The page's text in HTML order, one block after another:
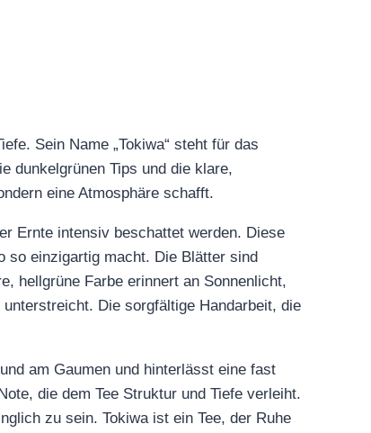
Sein Name „Tokiwa“ steht für das
dunkelgrünen Tips und die klare,
eine Atmosphäre schafft.
Ernte intensiv beschattet werden. Diese
so einzigartig macht. Die Blätter sind
hellgrüne Farbe erinnert an Sonnenlicht,
Die sorgfältige Handarbeit, die
am Gaumen und hinterlässt eine fast
die dem Tee Struktur und Tiefe verleiht.
zu sein. Tokiwa ist ein Tee, der Ruhe